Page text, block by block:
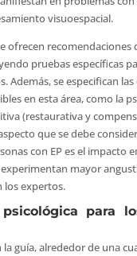
visuoespacial.
ofrecen recomendaciones
pruebas específicas
Además, se especifican
en esta área, como la
(restaurativa y
que se debe
con EP es el impacto
mayor
los expertos.
para
la guía, alrededor de una